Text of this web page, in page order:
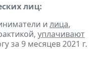
лиц:
и лица,
уплачивают
за 9 месяцев 2021 г.